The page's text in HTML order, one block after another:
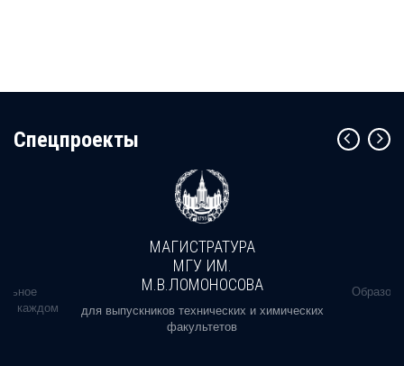
Cпецпроекты
в каждом
МАГИСТРАТУРА
МГУ ИМ.
М.В.ЛОМОНОСОВА
для выпускников технических и химических
факультетов